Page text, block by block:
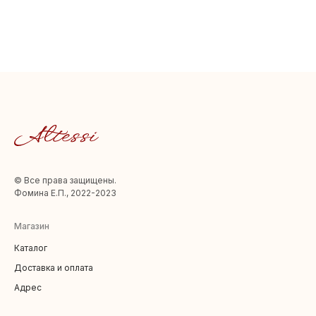
© Все права защищены.
Фомина Е.П., 2022-2023
Магазин
Каталог
Доставка и оплата
Адрес